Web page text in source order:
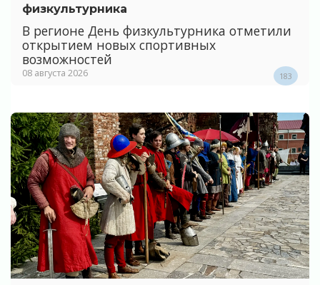
физкультурника
В регионе День физкультурника отметили
открытием новых спортивных
возможностей
08 августа 2026 183